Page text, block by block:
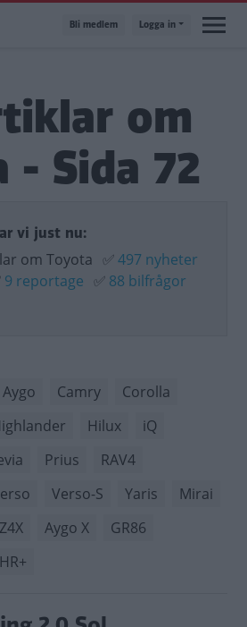
Bli medlem Logga in
om
- Sida 72
vi just nu:
om Toyota ✅497 nyheter
9 reportage ✅ 88 bilfrågor
Aygo Camry
Corolla
Hilux
iQ
Prius
RAV4
Verso-S Yaris
Mirai
Aygo X
GR86